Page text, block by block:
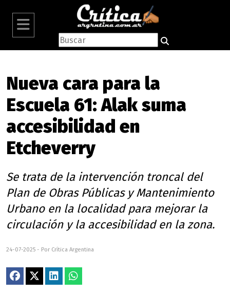
Nueva cara para la
Escuela 61: Alak suma
accesibilidad en
Etcheverry
Se trata de la intervención troncal del
Plan de Obras Públicas y Mantenimiento
Urbano en la localidad para mejorar la
circulación y la accesibilidad en la zona.
24-07-2025 - Por Crítica Argentina